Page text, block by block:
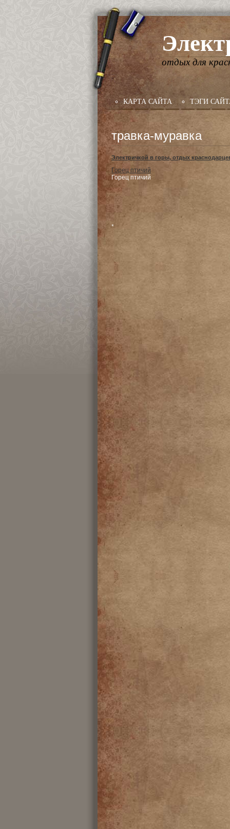
отдых для
КАРТА САЙТА ТЭГИ
травка-муравка
Электричкой в горы, отдых
Горец птичий
Горец птичий
*